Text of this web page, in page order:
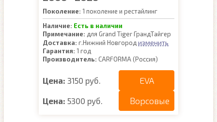
Поколение: 1 поколение и рестайлинг
Наличие: Есть в наличии
Примечание: для Grand Tiger ГрандТайгер
Доставка: г.Нижний Новгород изменить
Гарантия: 1 год
Производитель: CARFORMA (Россия)
Цена: 3150 руб. EVA
Цена: 5300 руб. Ворсовые